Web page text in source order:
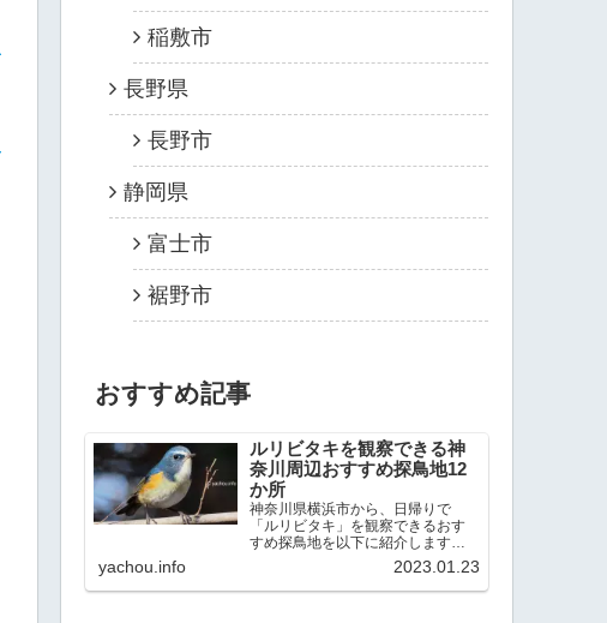
稲敷市
長野県
長野市
静岡県
富士市
裾野市
おすすめ記事
ルリビタキを観察できる神
奈川周辺おすすめ探鳥地12
か所
神奈川県横浜市から、日帰りで
「ルリビタキ」を観察できるおす
すめ探鳥地を以下に紹介します。
これまで80か所近くの探鳥地を訪
れ、手応えを感じた場所です。以
下、★ が多いほど観察しやすく、
yachou.info 2023.01.23